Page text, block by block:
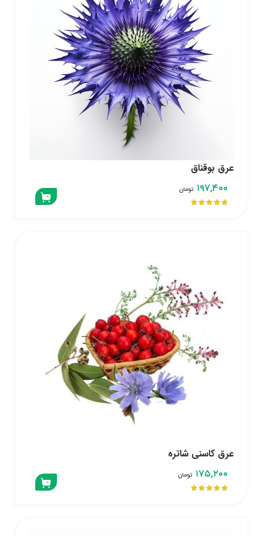
عرق بوقناق
۱۹۷,۴۰۰ تومان





عرق کاسنی شاتره
۱۷۵,۲۰۰ تومان




